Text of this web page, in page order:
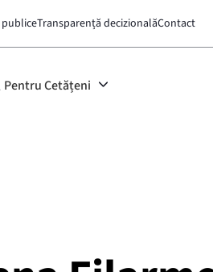
Transparență decizionalăContact
Pentru Cetățeni